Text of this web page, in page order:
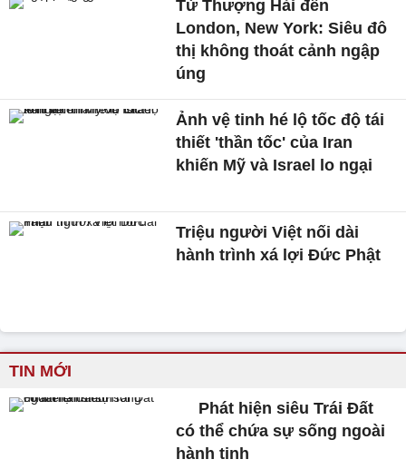
Từ Thượng Hải đến
London, New York: Siêu đô
thị không thoát cảnh ngập
úng
Ảnh vệ tinh hé lộ tốc độ tái
thiết 'thần tốc' của Iran
khiến Mỹ và Israel lo ngại
Triệu người Việt nối dài
hành trình xá lợi Đức Phật
TIN MỚI
Phát hiện siêu Trái Đất
có thể chứa sự sống ngoài
hành tinh